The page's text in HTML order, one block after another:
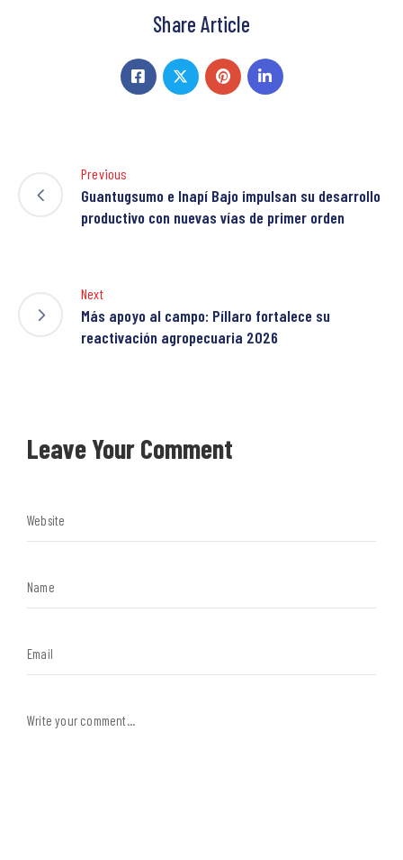
Share Article
Previous
Guantugsumo e Inapí Bajo impulsan su desarrollo
productivo con nuevas vías de primer orden
Next
Más apoyo al campo: Píllaro fortalece su
reactivación agropecuaria 2026
Leave Your Comment